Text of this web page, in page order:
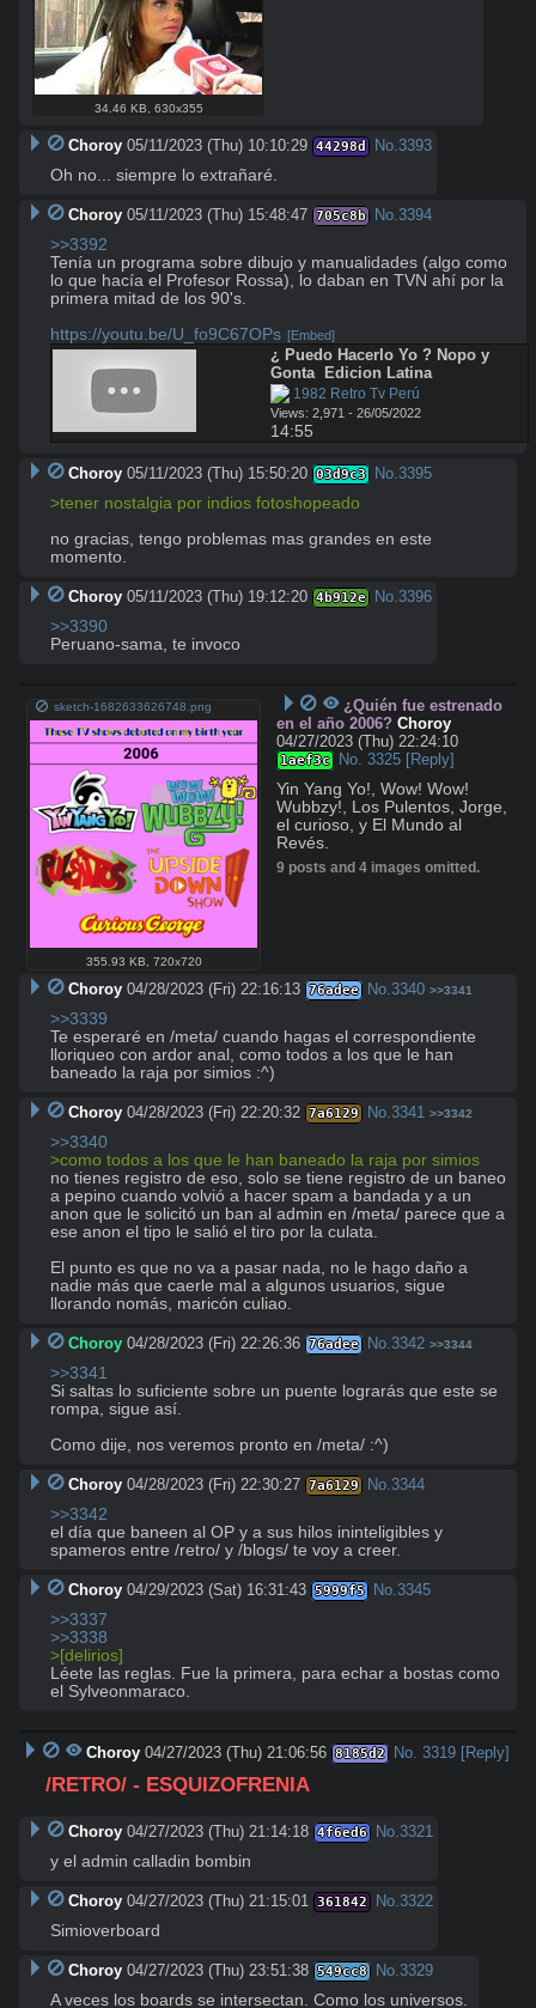
34.46 KB 630x355
Choroy 05/11/2023 (Thu) 10:10:29 44298d No.3393
Oh no... siempre lo extrañaré.
Choroy 05/11/2023 (Thu) 15:48:47 705c8b No.3394
>>3392
Tenía un programa sobre dibujo y manualidades (algo como
lo que hacía el Profesor Rossa), lo daban en TVN ahí por la
primera mitad de los 90's.
https://youtu.be/U_fo9C67OPs [Embed]
¿ Puedo Hacerlo Yo ? Nopo y
Gonta  Edicion Latina
1982 Retro Tv Perú
Views: 2,971 - 26/05/2022
14:55
Choroy 05/11/2023 (Thu) 15:50:20 03d9c3 No.3395
>tener nostalgia por indios fotoshopeado
no gracias, tengo problemas mas grandes en este
momento.
Choroy 05/11/2023 (Thu) 19:12:20 4b912e No.3396
>>3390
Peruano-sama, te invoco
sketch-1682633626748.png
355.93 KB 720x720
¿Quién fue estrenado
en el año 2006? Choroy
04/27/2023 (Thu) 22:24:10
1aef3c No. 3325 [Reply]
Yin Yang Yo!, Wow! Wow!
Wubbzy!, Los Pulentos, Jorge,
el curioso, y El Mundo al
Revés.
9 posts and 4 images omitted.
Choroy 04/28/2023 (Fri) 22:16:13 76adee No.3340 >>3341
>>3339
Te esperaré en /meta/ cuando hagas el correspondiente
lloriqueo con ardor anal, como todos a los que le han
baneado la raja por simios :^)
Choroy 04/28/2023 (Fri) 22:20:32 7a6129 No.3341 >>3342
>>3340
>como todos a los que le han baneado la raja por simios
no tienes registro de eso, solo se tiene registro de un baneo
a pepino cuando volvió a hacer spam a bandada y a un
anon que le solicitó un ban al admin en /meta/ parece que a
ese anon el tipo le salió el tiro por la culata.
El punto es que no va a pasar nada, no le hago daño a
nadie más que caerle mal a algunos usuarios, sigue
llorando nomás, maricón culiao.
Choroy 04/28/2023 (Fri) 22:26:36 76adee No.3342 >>3344
>>3341
Si saltas lo suficiente sobre un puente lograrás que este se
rompa, sigue así.
Como dije, nos veremos pronto en /meta/ :^)
Choroy 04/28/2023 (Fri) 22:30:27 7a6129 No.3344
>>3342
el día que baneen al OP y a sus hilos ininteligibles y
spameros entre /retro/ y /blogs/ te voy a creer.
Choroy 04/29/2023 (Sat) 16:31:43 5999f5 No.3345
>>3337
>>3338
>[delirios]
Léete las reglas. Fue la primera, para echar a bostas como
el Sylveonmaraco.
Choroy 04/27/2023 (Thu) 21:06:56 8185d2 No. 3319 [Reply]
/RETRO/ - ESQUIZOFRENIA
Choroy 04/27/2023 (Thu) 21:14:18 4f6ed6 No.3321
y el admin calladin bombin
Choroy 04/27/2023 (Thu) 21:15:01 361842 No.3322
Simioverboard
Choroy 04/27/2023 (Thu) 23:51:38 549cc8 No.3329
A veces los boards se intersectan. Como los universos.